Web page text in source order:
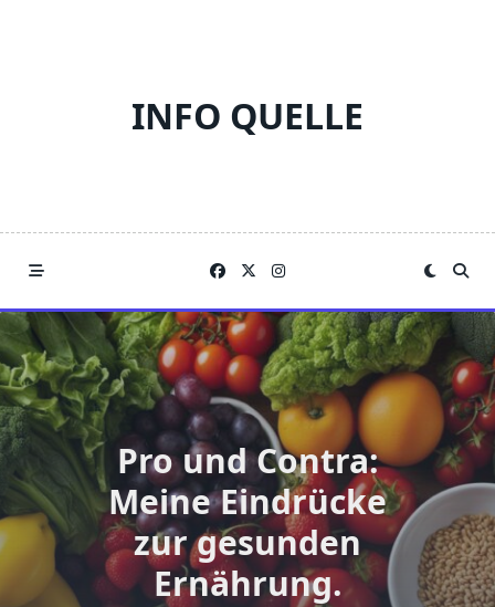
INFO QUELLE
Pro und Contra:
Meine Eindrücke
zur gesunden
Ernährung.